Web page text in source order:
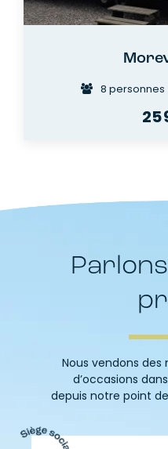
8 personnes
25
Nous vendons
d’occasions
depuis notre point